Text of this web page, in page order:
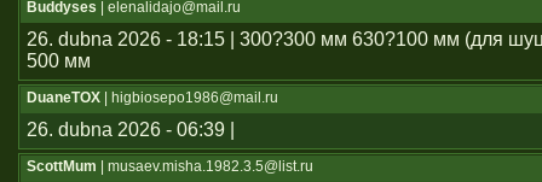
Buddyses | elenalidajo@mail.ru
26. dubna 2026 - 18:15 | 300?300 мм 630?100 мм (для
500 мм
DuaneTOX | higbiosepo1986@mail.ru
26. dubna 2026 - 06:39 |
ScottMum | musaev.misha.1982.3.5@list.ru